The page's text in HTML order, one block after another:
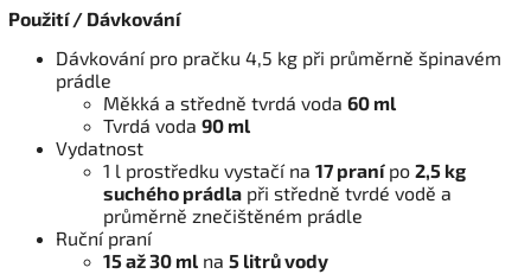
Použití / Dávkování
Dávkování pro pračku 4,5 kg při průměrně špinavém
prádle
Měkká a středně tvrdá voda 60 ml
Tvrdá voda 90 ml
Vydatnost
1 l prostředku vystačí na 17 pranípo 2,5 kg
suchého prádla při středně tvrdé vodě a
průměrně znečištěném prádle
Ruční praní
15 až 30 ml na 5 litrů vody